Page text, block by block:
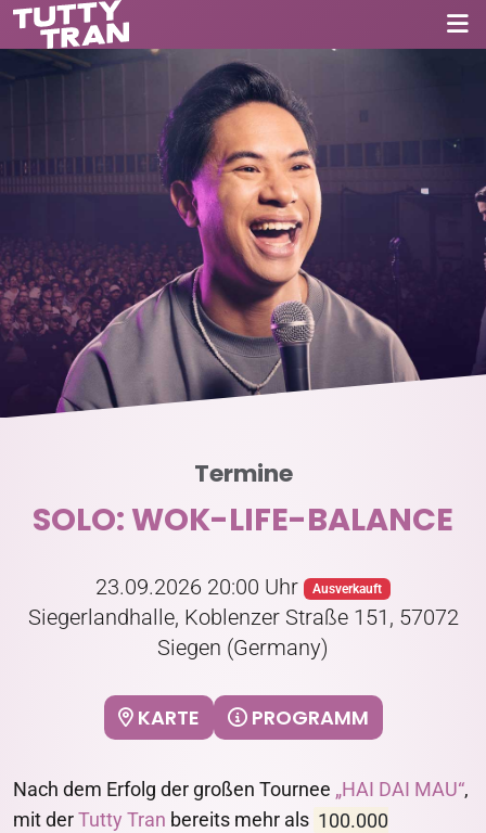
Termine
SOLO: WOK-LIFE-BALANCE
23.09.2026 20:00 Uhr Ausverkauft
Siegerlandhalle, Koblenzer Straße 151, 57072
Siegen (Germany)
KARTE PROGRAMM
Nach dem Erfolg der großen Tournee „HAI DAI MAU“,
mit derTutty Tran bereits mehr als 100.000